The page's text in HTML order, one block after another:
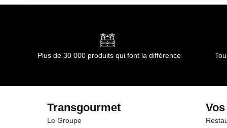
Protéines
Conformément aux informations transmises par le(s)
Plus de 30 000 produits qui font la différence
Transgourmet
Le Groupe